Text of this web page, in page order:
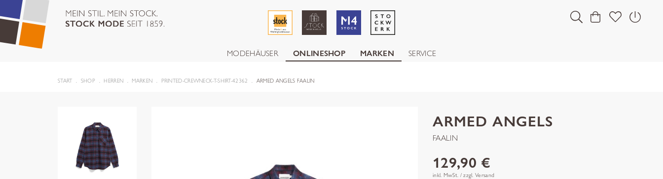
MODEHÄUSER ONLINESHOP MARKEN SERVICE
START SHOP HERREN MARKEN PRINTED-CREWNECK-T-SHIRT-42362 ARMED ANGELS FAALIN
ARMED ANGELS
FAALIN
129,90 €
inkl. MwSt. / zzgl. Versand